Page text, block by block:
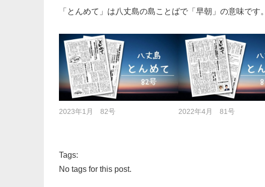
「とんめて」は八丈島の島ことばで「早朝」の意味です。
2023年1月 82号 2022年4月 81号
Tags:
No tags for this post.